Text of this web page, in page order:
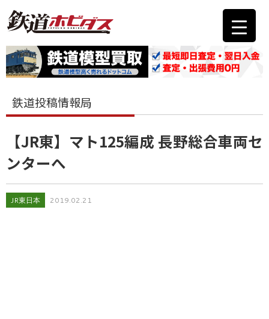
鉄道投稿情報局
【JR東】マト125編成 長野総合車両セ
ンターへ
JR東日本 2019.02.21